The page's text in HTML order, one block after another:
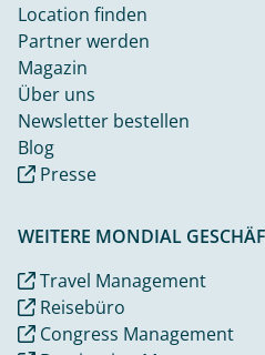
Location finden
Partner werden
Magazin
Über uns
Newsletter bestellen
Blog
Presse
WEITERE MONDIAL
Travel Management
Reisebüro
Congress Management